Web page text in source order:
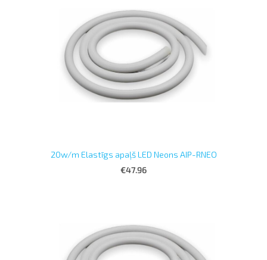
20w/m Elastīgs apaļš LED Neons AIP-RNEO
€47.96